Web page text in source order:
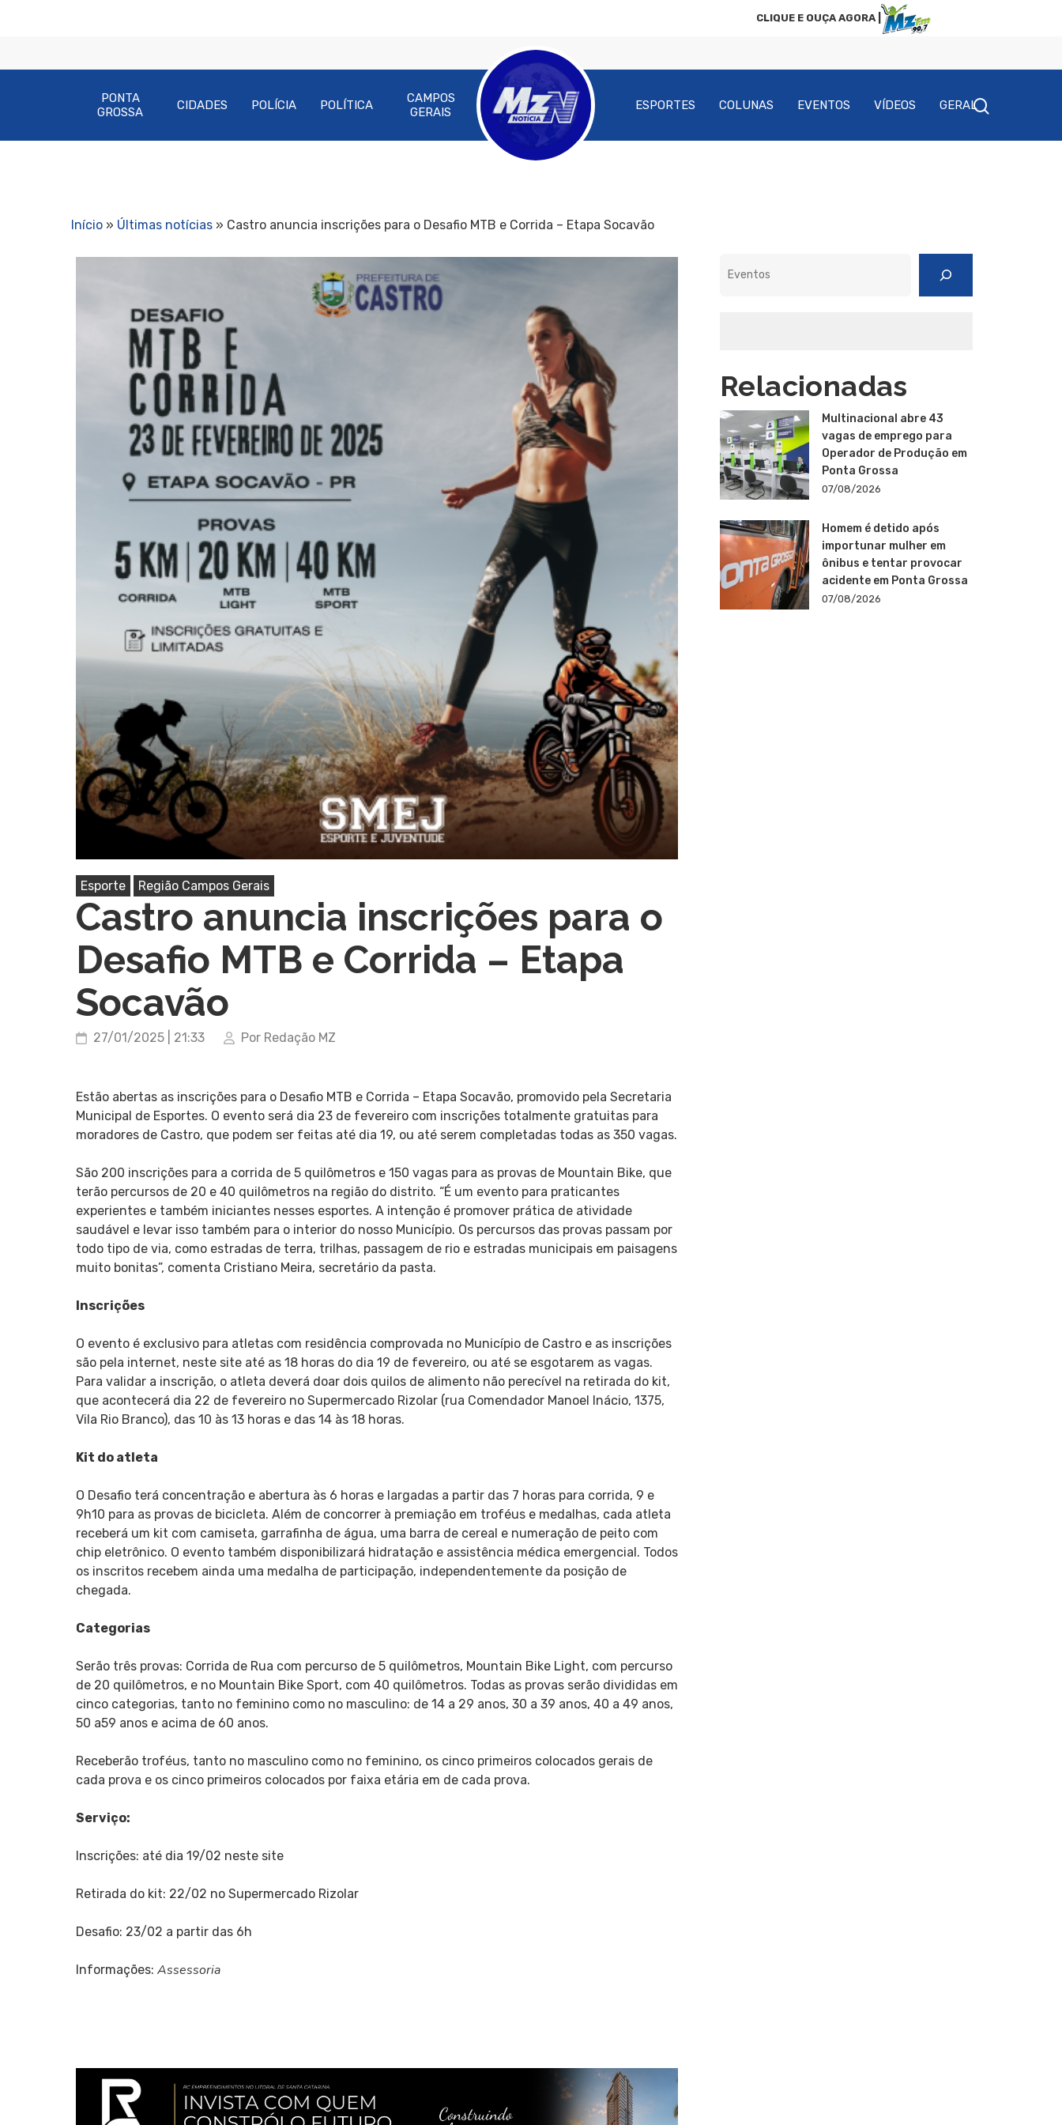
CLIQUE E OUÇA AGORA |
Pressione Enter para pesquisar ou ESC para fechar
PONTA
GROSSA
CIDADES POLÍCIA POLÍTICA
CAMPOS
GERAIS
ESPORTES COLUNAS EVENTOS VÍDEOS GERAL
Início » Últimas notícias » Castro anuncia inscrições para o Desafio MTB e Corrida – Etapa Socavão
Esporte Região Campos Gerais
Castro anuncia inscrições para o
Desafio MTB e Corrida – Etapa
Socavão
27/01/2025 | 21:33 Por Redação MZ
Estão abertas as inscrições para o Desafio MTB e Corrida – Etapa Socavão, promovido pela Secretaria
Municipal de Esportes. O evento será dia 23 de fevereiro com inscrições totalmente gratuitas para
moradores de Castro, que podem ser feitas até dia 19, ou até serem completadas todas as 350 vagas.
São 200 inscrições para a corrida de 5 quilômetros e 150 vagas para as provas de Mountain Bike, que
terão percursos de 20 e 40 quilômetros na região do distrito. “É um evento para praticantes
experientes e também iniciantes nesses esportes. A intenção é promover prática de atividade
saudável e levar isso também para o interior do nosso Município. Os percursos das provas passam por
todo tipo de via, como estradas de terra, trilhas, passagem de rio e estradas municipais em paisagens
muito bonitas”, comenta Cristiano Meira, secretário da pasta.
Inscrições
O evento é exclusivo para atletas com residência comprovada no Município de Castro e as inscrições
são pela internet, neste site até as 18 horas do dia 19 de fevereiro, ou até se esgotarem as vagas.
Para validar a inscrição, o atleta deverá doar dois quilos de alimento não perecível na retirada do kit,
que acontecerá dia 22 de fevereiro no Supermercado Rizolar (rua Comendador Manoel Inácio, 1375,
Vila Rio Branco), das 10 às 13 horas e das 14 às 18 horas.
Kit do atleta
O Desafio terá concentração e abertura às 6 horas e largadas a partir das 7 horas para corrida, 9 e
9h10 para as provas de bicicleta. Além de concorrer à premiação em troféus e medalhas, cada atleta
receberá um kit com camiseta, garrafinha de água, uma barra de cereal e numeração de peito com
chip eletrônico. O evento também disponibilizará hidratação e assistência médica emergencial. Todos
os inscritos recebem ainda uma medalha de participação, independentemente da posição de
chegada.
Categorias
Serão três provas: Corrida de Rua com percurso de 5 quilômetros, Mountain Bike Light, com percurso
de 20 quilômetros, e no Mountain Bike Sport, com 40 quilômetros. Todas as provas serão divididas em
cinco categorias, tanto no feminino como no masculino: de 14 a 29 anos, 30 a 39 anos, 40 a 49 anos,
50 a59 anos e acima de 60 anos.
Receberão troféus, tanto no masculino como no feminino, os cinco primeiros colocados gerais de
cada prova e os cinco primeiros colocados por faixa etária em de cada prova.
Serviço:
Inscrições: até dia 19/02 neste site
Retirada do kit: 22/02 no Supermercado Rizolar
Desafio: 23/02 a partir das 6h
Informações: Assessoria
Relacionadas
Multinacional abre 43
vagas de emprego para
Operador de Produção em
Ponta Grossa
07/08/2026
Homem é detido após
importunar mulher em
ônibus e tentar provocar
acidente em Ponta Grossa
07/08/2026